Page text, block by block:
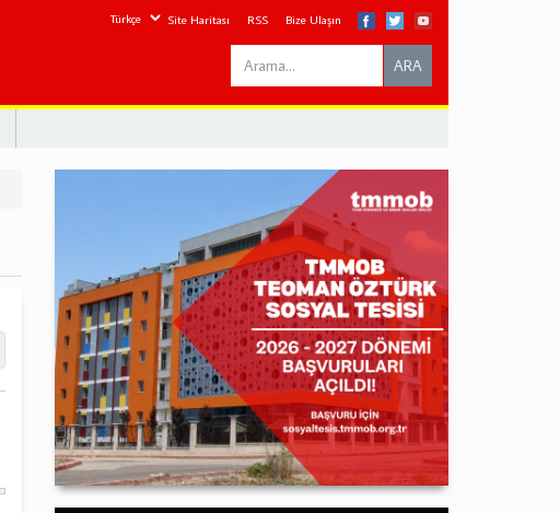
Site Haritası RSS Bize Ulaşın
Search
this
ARA